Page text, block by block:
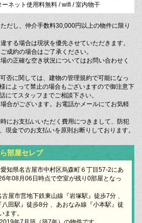
ーネット使用料無料 / wifi / 室内物干
だし、仲介手数料30,000円以上の物件に限り
する場合は現状を優先させていただきます。
成約の場合はご了承ください。
の正確な空き状況についてはお問い合わせく
否に関しては、建物の管理規約で可能になっ
によって禁止の場合もございますので御注意下
にてスタッフまでご相談下さい。
合がございます。お電話かメールにてお気軽
にお支払いいただく費用につきまして、防犯
現金でのお支払いを原則お断りしております。
部屋セレブ
知県名古屋市中村区烏森町６丁目57-2にあ
年08月06日時点で空室が残り0部屋となっ
屋市営地下鉄東山線『岩塚駅』徒歩7分 、
田駅』徒歩8分 、あおなみ線『小本駅』徒
ます。